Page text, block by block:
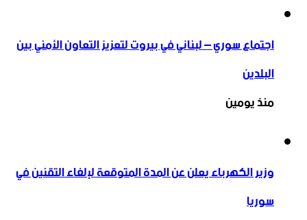
اجتماع سوري – لبناني في بيروت لتعزيز التعاون ‏الأمني ‏بين
البلدين
منذ يومين
وزير الكهرباء يعلن عن المدة المتوقعة لإلغاء التقنين في
سوريا